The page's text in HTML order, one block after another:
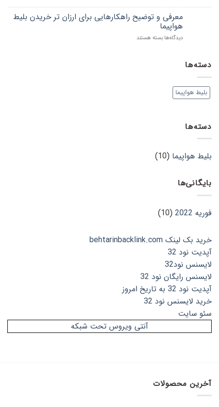
کلاس
هایکه
باید
در
معرفی و توضیح راهکارهایی برای ارزان تر خریدن بلیط
هواپیما
دیدگاه‌ها برای
بسته هستند
دسته‌ها
بلیط هواپیما
دسته‌ها
بلیط هواپیما (10)
بایگانی‌ها
فوریه 2022 (10)
خرید بک لینک behtarinbacklink.com
آپدیت نود 32
لایسنس نود32
لایسنس رایگان نود 32
آپدیت نود 32 به تاریخ امروز
خرید لایسنس نود 32
سئو سایت
آنتی ویروس تحت شبکه
آخرین محصولات